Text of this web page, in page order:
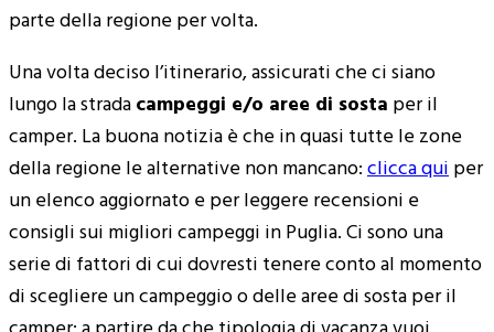
parte della regione per volta.
Una volta deciso l’itinerario, assicurati che ci siano
lungo la stradacampeggi e/o aree di sosta per il
camper. La buona notizia è che in quasi tutte le zone
della regione le alternative non mancano:clicca quiper
un elenco aggiornato e per leggere recensioni e
consigli sui migliori campeggi in Puglia. Ci sono una
serie di fattori di cui dovresti tenere conto al momento
di scegliere un campeggio o delle aree di sosta per il